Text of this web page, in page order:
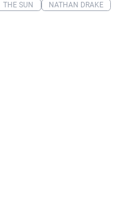
THE SUN NATHAN DRAKE